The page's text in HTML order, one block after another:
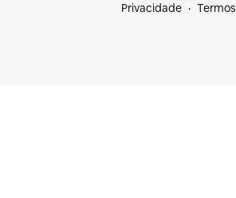
Privacidade
Termos